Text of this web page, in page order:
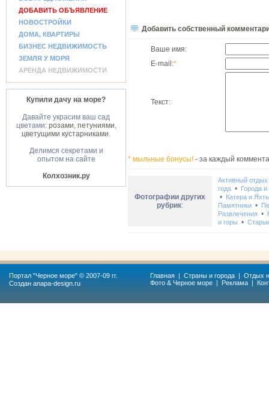
ДОБАВИТЬ ОБЪЯВЛЕНИЕ
НОВОСТРОЙКИ
ДОМА, КВАРТИРЫ
БИЗНЕС НЕДВИЖИМОСТЬ
ЗЕМЛЯ У МОРЯ
АРЕНДА НЕДВИЖИМОСТИ
Купили дачу на море?
Давайте украсим ваш сад
цветами: розами, петуниями,
цветущими кустарниками.
Делимся секретами и
опытом на сайте
Колхозник.ру
Добавить собственный
Ваше имя:
E-mail:*
Текст:
* мыльные бонусы! - за каждый
Фотографии других
рубрик:
Активный отдых
года • Города
• Катера и
Памятники •
Развлечения •
и горы •
Портал "Черное море" © 2007-09 гг.
Создан anapa-design.ru
Главная | Страны и города | Отдых
Фото & Черное море | Реклама |